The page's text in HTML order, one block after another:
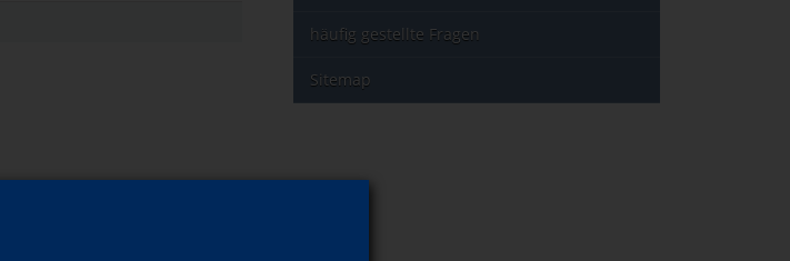
häufig gestellte Fragen
Sitemap